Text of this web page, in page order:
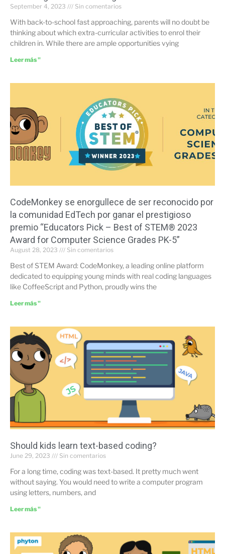
September 4, 2023 Sin comentarios
With back-to-school fast approaching, parents will no doubt be
thinking about which extra-curricular activities to enrol their
children in. While there are ample opportunities vying
Leer más "
CodeMonkey se enorgullece de ser reconocido por
la comunidad EdTech por ganar el prestigioso
premio “Educators Pick – Best of STEM® 2023
Award for Computer Science Grades PK-5”
August 28, 2023 Sin comentarios
Best of STEM Award: CodeMonkey, a leading online platform
dedicated to equipping young minds with real coding languages
like CoffeeScript and Python, proudly wins the
Leer más "
Should kids learn text-based coding?
June 29, 2023 Sin comentarios
For a long time, coding was text-based. It pretty much went
without saying. You would need to write a computer program
using letters, numbers, and
Leer más "